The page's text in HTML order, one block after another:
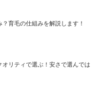
育毛の仕組みを解説します！
オリティで選ぶ！安さで選んでは